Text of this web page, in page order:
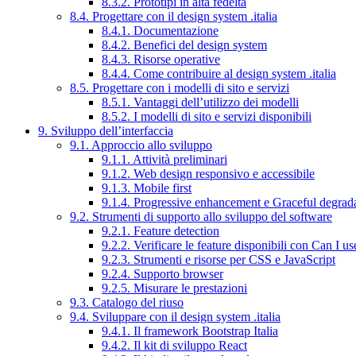
8.4. Progettare con il design system .italia
8.4.1. Documentazione
8.4.2. Benefici del design system
8.4.3. Risorse operative
8.4.4. Come contribuire al design system .italia
8.5. Progettare con i modelli di sito e servizi
8.5.1. Vantaggi dell’utilizzo dei modelli
8.5.2. I modelli di sito e servizi disponibili
9. Sviluppo dell’interfaccia
9.1. Approccio allo sviluppo
9.1.1. Attività preliminari
9.1.2. Web design responsivo e accessibile
9.1.3. Mobile first
9.1.4. Progressive enhancement e Graceful
9.2. Strumenti di supporto allo sviluppo del software
9.2.1. Feature detection
9.2.2. Verificare le feature disponibili con Can I
9.2.3. Strumenti e risorse per CSS e JavaScript
9.2.4. Supporto browser
9.2.5. Misurare le prestazioni
9.3. Catalogo del riuso
9.4. Sviluppare con il design system .italia
9.4.1. Il framework Bootstrap Italia
9.4.2. Il kit di sviluppo React